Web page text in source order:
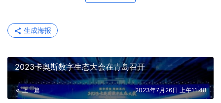
生成海报
2023卡奥斯数字生态大会在青岛召开
上一篇 2023年7月26日 上午11:48